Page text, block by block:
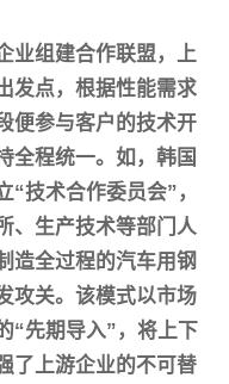
业组建合作联盟，上
发点，根据性能需求
便参与客户的技术开
全程统一。如，韩国
“技术合作委员会”，
、生产技术等部门人
造全过程的汽车用钢
攻关。该模式以市场
“先期导入”，将上下
了上游企业的不可替